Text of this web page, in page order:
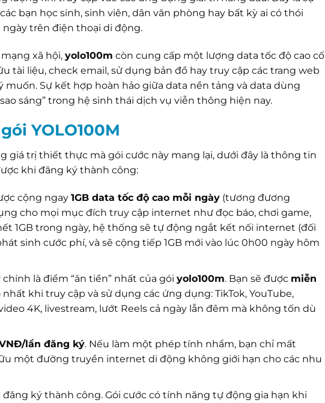
bạn học sinh, sinh viên, dân văn phòng hay bất kỳ ai có thói
trên điện thoại di động.
xã hội, yolo100m còn cung cấp một lượng data tốc độ cao cố
tài liệu, check email, sử dụng bản đồ hay truy cập các trang web
Sự kết hợp hoàn hảo giữa data nền tảng và data dùng
sáng” trong hệ sinh thái dịch vụ viễn thông hiện nay.
YOLO100M
giá trị thiết thực mà gói cước này mang lại, dưới đây là thông tin
khi đăng ký thành công:
cộng ngay 1GB data tốc độ cao mỗi ngày(tương đương
cho mọi mục đích truy cập internet như đọc báo, chơi game,
1GB trong ngày, hệ thống sẽ tự động ngắt kết nối internet (đối
sinh cước phí, và sẽ cộng tiếp 1GB mới vào lúc 0h00 ngày hôm
là điểm “ăn tiền” nhất của gói yolo100m. Bạn sẽ được miễn
khi truy cập và sử dụng các ứng dụng: TikTok, YouTube,
4K, livestream, lướt Reels cả ngày lẫn đêm mà không tốn dù
lần đăng ký. Nếu làm một phép tính nhẩm, bạn chỉ mất
một đường truyền internet di động không giới hạn cho các nhu
ký thành công. Gói cước có tính năng tự động gia hạn khi